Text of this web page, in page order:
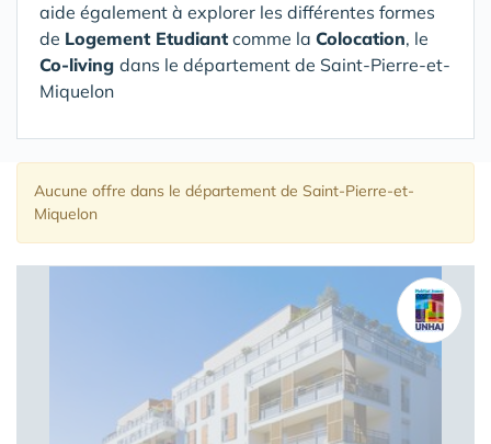
aide également à explorer les différentes formes
de Logement Etudiant comme la Colocation, le
Co-living dans le département de Saint-Pierre-et-
Miquelon
Aucune offre dans le département de Saint-Pierre-et-
Miquelon